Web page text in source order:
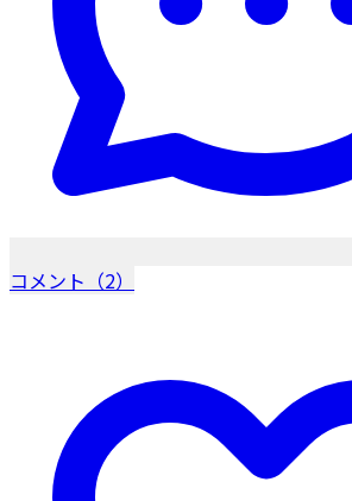
コメント（2）